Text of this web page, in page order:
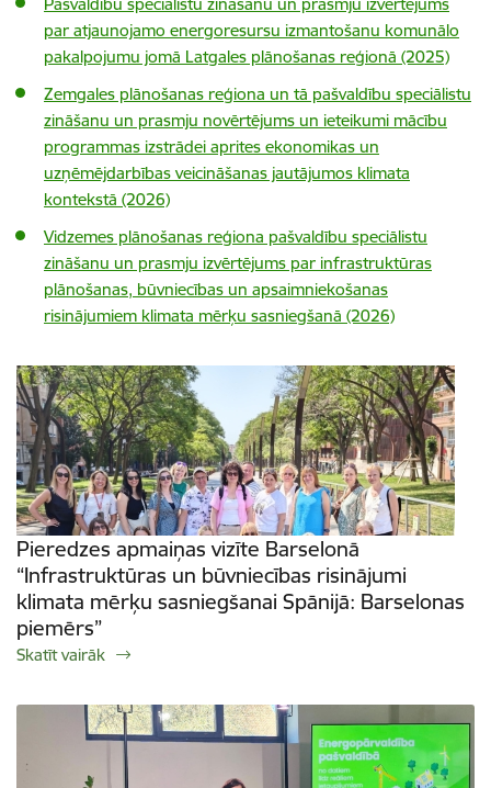
par atjaunojamo energoresursu izmantošanu komunālo
pakalpojumu jomā Latgales plānošanas reģionā (2025)
Zemgales plānošanas reģiona un tā pašvaldību speciālistu
zināšanu un prasmju novērtējums un ieteikumi mācību
programmas izstrādei aprites ekonomikas un
uzņēmējdarbības veicināšanas jautājumos klimata
kontekstā (2026)
Vidzemes plānošanas reģiona pašvaldību speciālistu
zināšanu un prasmju izvērtējums par infrastruktūras
plānošanas, būvniecības un apsaimniekošanas
risinājumiem klimata mērķu sasniegšanā (2026)
Pieredzes apmaiņas vizīte Barselonā
“Infrastruktūras un būvniecības risinājumi
klimata mērķu sasniegšanai Spānijā: Barselonas
piemērs”
Skatīt vairāk